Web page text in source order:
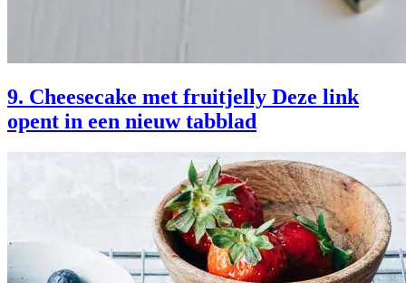
9. Cheesecake met fruitjelly Deze link
opent in een nieuw tabblad